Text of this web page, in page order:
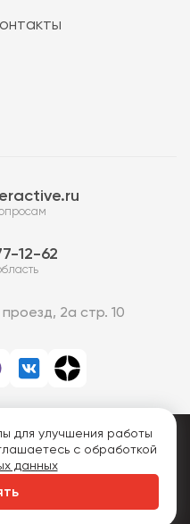
12-62
2а стр. 10
2013-2026.
для улучшения работы
с обработкой
данных